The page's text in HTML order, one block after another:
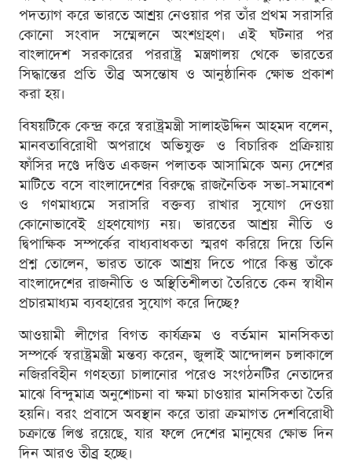
পদত্যাগ করে ভারতে আশ্রয় নেওয়ার পর তাঁর প্রথম সরাসরি
কোনো সংবাদ সম্মেলনে অংশগ্রহণ। এই ঘটনার পর
বাংলাদেশ সরকারের পররাষ্ট্র মন্ত্রণালয় থেকে ভারতের
সিদ্ধান্তের প্রতি তীব্র অসন্তোষ ও আনুষ্ঠানিক ক্ষোভ প্রকাশ
করা হয়।
বিষয়টিকে কেন্দ্র করে স্বরাষ্ট্রমন্ত্রী সালাহউদ্দিন আহমদ বলেন,
মানবতাবিরোধী অপরাধে অভিযুক্ত ও বিচারিক প্রক্রিয়ায়
ফাঁসির দণ্ডে দণ্ডিত একজন পলাতক আসামিকে অন্য দেশের
মাটিতে বসে বাংলাদেশের বিরুদ্ধে রাজনৈতিক সভা-সমাবেশ
ও গণমাধ্যমে সরাসরি বক্তব্য রাখার সুযোগ দেওয়া
কোনোভাবেই গ্রহণযোগ্য নয়। ভারতের আশ্রয় নীতি ও
দ্বিপাক্ষিক সম্পর্কের বাধ্যবাধকতা স্মরণ করিয়ে দিয়ে তিনি
প্রশ্ন তোলেন, ভারত তাকে আশ্রয় দিতে পারে কিন্তু তাঁকে
বাংলাদেশের রাজনীতি ও অস্থিতিশীলতা তৈরিতে কেন স্বাধীন
প্রচারমাধ্যম ব্যবহারের সুযোগ করে দিচ্ছে?
আওয়ামী লীগের বিগত কার্যক্রম ও বর্তমান মানসিকতা
সম্পর্কে স্বরাষ্ট্রমন্ত্রী মন্তব্য করেন, জুলাই আন্দোলন চলাকালে
নজিরবিহীন গণহত্যা চালানোর পরেও সংগঠনটির নেতাদের
মাঝে বিন্দুমাত্র অনুশোচনা বা ক্ষমা চাওয়ার মানসিকতা তৈরি
হয়নি। বরং প্রবাসে অবস্থান করে তারা ক্রমাগত দেশবিরোধী
চক্রান্তে লিপ্ত রয়েছে, যার ফলে দেশের মানুষের ক্ষোভ দিন
দিন আরও তীব্র হচ্ছে।